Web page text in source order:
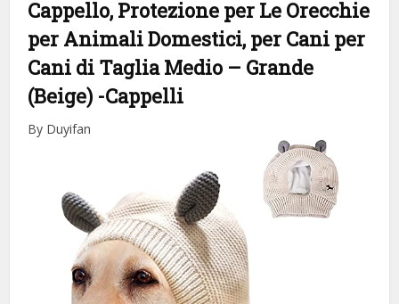
Cappello, Protezione per Le Orecchie
per Animali Domestici, per Cani per
Cani di Taglia Medio – Grande
(Beige) -Cappelli
By Duyifan